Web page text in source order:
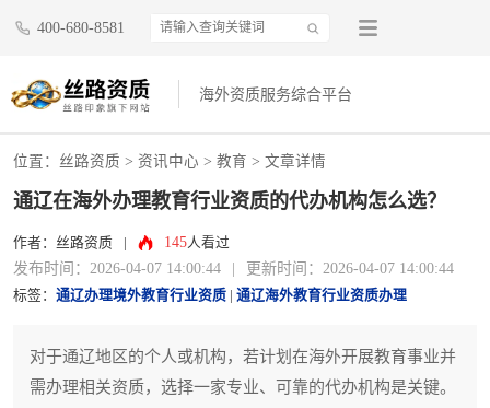
400-680-8581
海外资质服务综合平台
位置： 丝路资质 > 资讯中心 > 教育 > 文章详情
通辽在海外办理教育行业资质的代办机构怎么选？
作者：丝路资质 145人看过
发布时间：2026-04-07 14:00:44 更新时间：2026-04-07 14:00:44
标签： 通辽办理境外教育行业资质 通辽海外教育行业资质办理
对于通辽地区的个人或机构，若计划在海外开展教育事业并
需办理相关资质，选择一家专业、可靠的代办机构是关键。